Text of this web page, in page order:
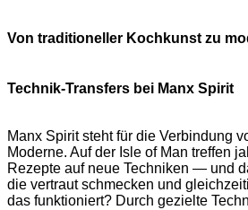
Von traditioneller Kochkunst zu
Technik-Transfers bei Manx Spirit
Manx Spirit steht für die Verbindung
Moderne. Auf der Isle of Man treffen
Rezepte auf neue Techniken — und
die vertraut schmecken und
das funktioniert? Durch gezielte